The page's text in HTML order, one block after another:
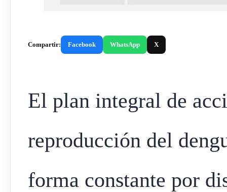
Compartir: Facebook WhatsApp X
El plan integral de
reproducción del
forma constante por